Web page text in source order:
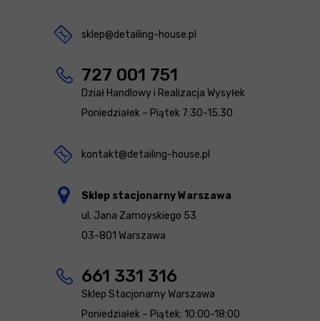
sklep@detailing-house.pl
727 001 751
Dział Handlowy i Realizacja Wysyłek
Poniedziałek – Piątek 7:30-15.30
kontakt@detailing-house.pl
Sklep stacjonarny Warszawa
ul. Jana Zamoyskiego 53
03-801 Warszawa
661 331 316
Sklep Stacjonarny Warszawa
Poniedziałek – Piątek: 10:00-18:00